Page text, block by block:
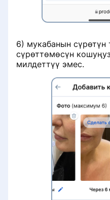
6) мукабанын сүрөтүн
сүрөттөмөсүн
милдеттүү эмес.